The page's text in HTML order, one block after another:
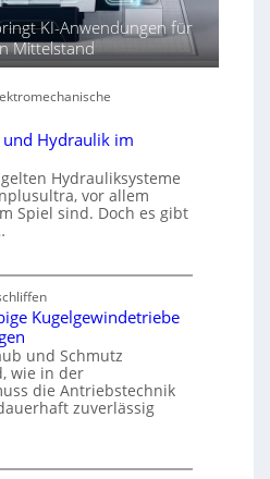
KI-Anwendungen für
Mittelstand
Hydraulik im
Hydrauliksysteme
vor allem
Spiel sind. Doch es gibt
Kugelgewindetriebe
und Schmutz
wie in der
die Antriebstechnik
zuverlässig